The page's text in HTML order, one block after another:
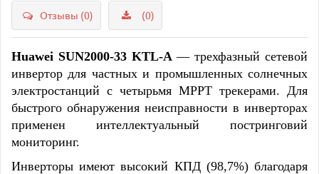
Отзывы (0) (0)
Huawei SUN2000-33 KTL-A— трехфазный сетевой
инвертор для частных и промышленных солнечных
электростанций с четырьмя MPPT трекерами. Для
быстрого обнаружения неисправности в инверторах
применен интеллектуальный постринговий
мониторинг.
Инверторы имеют высокий КПД (98,7%) благодаря